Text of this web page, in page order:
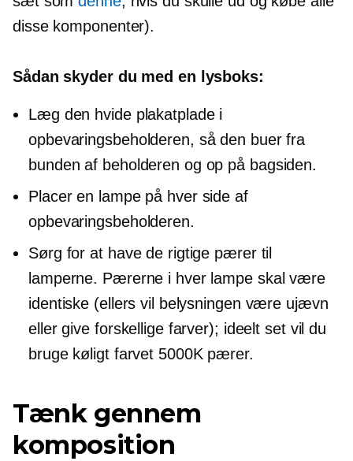
disse komponenter).
Sådan skyder du med en lysboks:
Læg den hvide plakatplade i
opbevaringsbeholderen, så den buer fra
bunden af ​​beholderen og op på bagsiden.
Placer en lampe på hver side af
opbevaringsbeholderen.
Sørg for at have de rigtige pærer til
lamperne. Pærerne i hver lampe skal være
identiske (ellers vil belysningen være ujævn
eller give forskellige farver); ideelt set vil du
bruge køligt farvet 5000K pærer.
Tænk gennem
komposition